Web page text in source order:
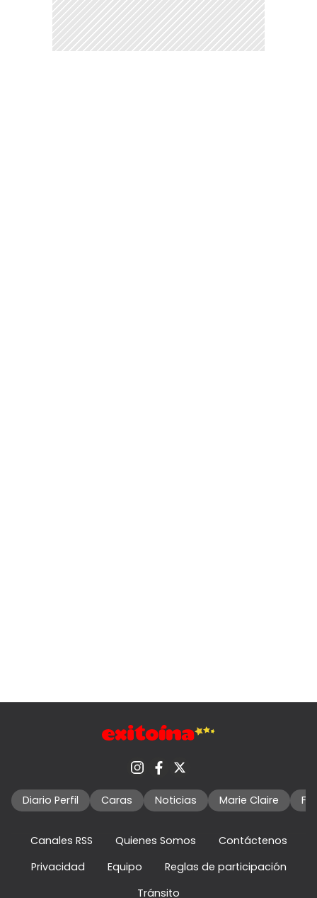
Diario Perfil Caras Noticias Marie Claire
Canales RSS Quienes Somos
Contáctenos
Privacidad
Equipo
Reglas de participación
Tránsito